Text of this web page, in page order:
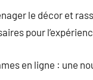
le décor et
pour
en ligne : une